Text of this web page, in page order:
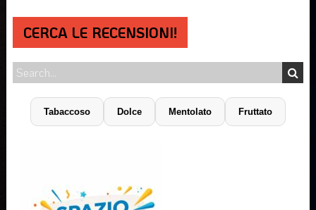
CERCA LE RECENSIONI!
Tabaccoso Dolce Mentolato Fruttato